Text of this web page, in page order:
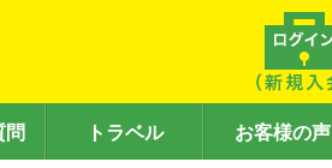
問 トラベル お客様の声